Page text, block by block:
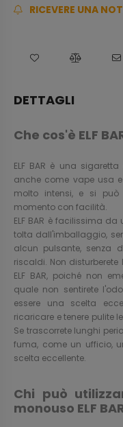
RICEVERE UNA
DETTAGLI
Che cos'è ELF
ELF BAR è una
anche come vape usa
molto intensi, e si
momento con facilità.
ELF BAR è facilissima
tolta dall'imballaggio,
alcun pulsante, senza
riscaldi. Non
ELF BAR, poiché non
quale non sentirete
essere una scelta
ricaricare e tenere pulite
Se trascorrete lunghi
fuma, come un ufficio,
scelta eccellente.
Chi può
monouso ELF